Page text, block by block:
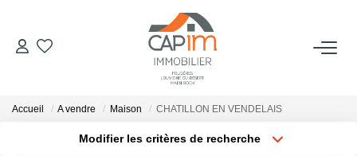
VENTES
Accueil A vendre Maison CHATILLON EN VENDELAIS
Modifier les critères de recherche